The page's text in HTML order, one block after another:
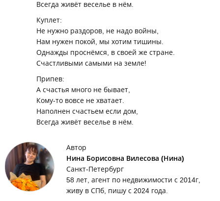
Всегда живёт веселье в нём.
Куплет:
Не нужно раздоров, не надо войны,
Нам нужен покой, мы хотим тишины.
Однажды проснёмся, в своей же стране.
Счастливыми самыми на земле!
Припев:
А счастья много не бывает,
Кому-то вовсе не хватает.
Наполнен счастьем если дом,
Всегда живёт веселье в нём.
Автор
Нина Борисовна Вилесова (Нина)
Санкт-Петербург
58 лет, агент по недвижимости с 2014г,
живу в СПб, пишу с 2024 года.